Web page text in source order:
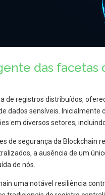
das
de registros distribuídos,
dados sensíveis. Inicialmente
em diversos setores,
de segurança da Blockchain
a ausência de um
de nós.
uma notável resiliência